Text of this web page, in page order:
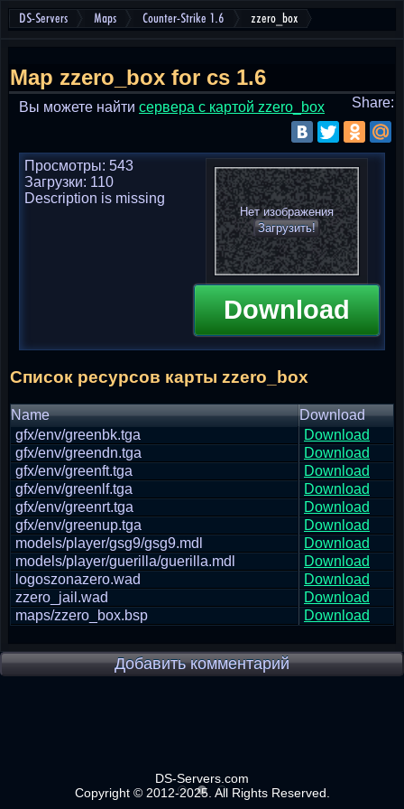
DS-Servers Maps Counter-Strike 1.6 zzero_box
Map zzero_box for cs 1.6
Вы можете найти cервера с картой zzero_box Share:
Нет изображения
Загрузить!
Download
Просмотры: 543
Загрузки: 110
Description is missing
Список ресурсов карты zzero_box
Name
Download
gfx/env/greenbk.tga
Download
gfx/env/greendn.tga
Download
gfx/env/greenft.tga
Download
gfx/env/greenlf.tga
Download
gfx/env/greenrt.tga
Download
gfx/env/greenup.tga
Download
models/player/gsg9/gsg9.mdl
Download
models/player/guerilla/guerilla.mdl
Download
logoszonazero.wad
Download
zzero_jail.wad
Download
maps/zzero_box.bsp
Download
Добавить комментарий
DS-Servers.com
Copyright © 2012-2025. All Rights Reserved.